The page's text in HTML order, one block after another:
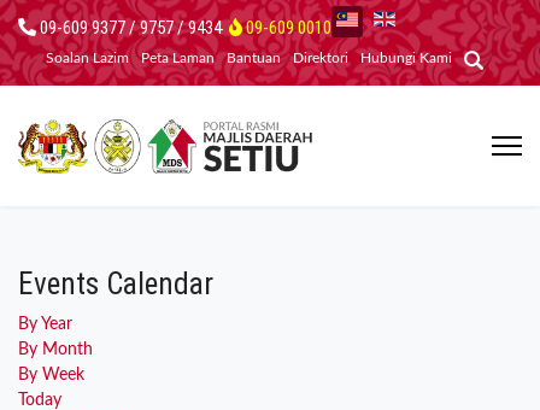
09-609 9377 / 9757 / 9434 09-609 0010
Soalan Lazim Peta Laman Bantuan Direktori Hubungi Kami
Events Calendar
By Year
By Month
By Week
Today